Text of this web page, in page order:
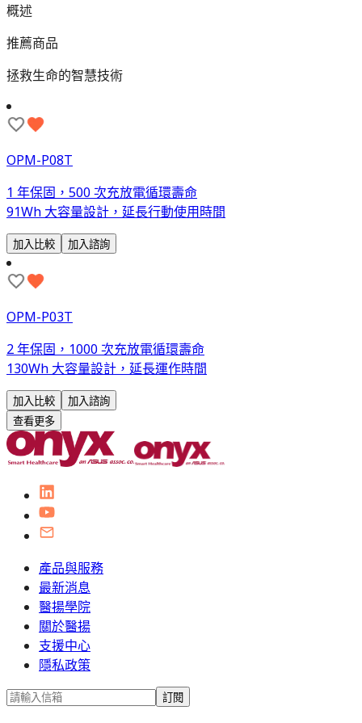
概述
推薦商品
拯救生命的智慧技術
OPM-P08T
1 年保固，500 次充放電循環壽命
91Wh 大容量設計，延長行動使用時間
加入比較 加入諮詢
OPM-P03T
2 年保固，1000 次充放電循環壽命
130Wh 大容量設計，延長運作時間
加入比較
加入諮詢
查看更多
產品與服務
最新消息
醫揚學院
關於醫揚
支援中心
隱私政策
訂閱